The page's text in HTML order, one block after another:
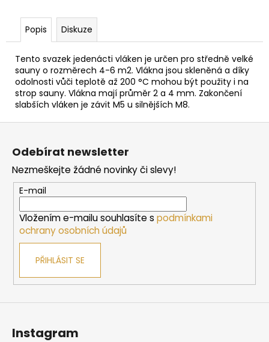
Popis Diskuze
Tento svazek jedenácti vláken je určen pro středně velké
sauny o rozměrech 4-6 m2. Vlákna jsou skleněná a díky
odolnosti vůči teplotě až 200 °C mohou být použity i na
strop sauny. Vlákna mají průměr 2 a 4 mm. Zakončení
slabších vláken je závit M5 u silnějších M8.
m
e
SAUNOVÁ
KAMNA
NA
DŘEVO
16
9
662
Kč
Z
Odebírat newsletter
Nezmeškejte žádné novinky či slevy!
E-mail
Vložením e-mailu souhlasíte s podmínkami
ochrany osobních údajů
PŘIHLÁSIT SE
Instagram